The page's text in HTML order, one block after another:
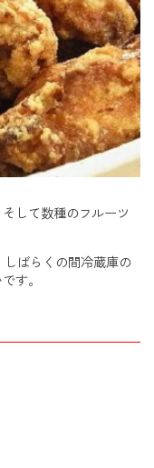
して数種のフルーツ
ばらくの間冷蔵庫の
す。